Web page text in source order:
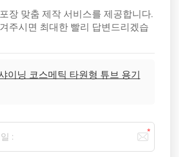
장 맞춤 제작 서비스를 제공합니다.
주시면 최대한 빨리 답변드리겠습
이닝 코스메틱 타원형 튜브 용기